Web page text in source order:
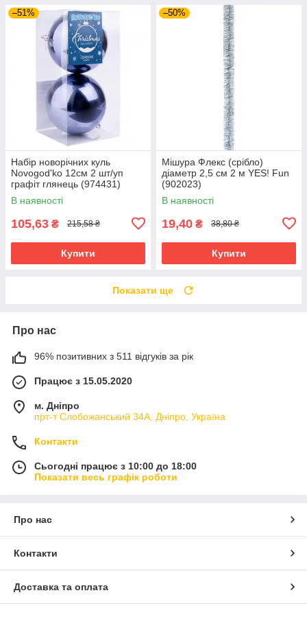
–51%
Набір новорічних куль
Novogod'ko 12см 2 шт/уп
графіт глянець (974431)
В наявності
105,63 ₴ 215,58 ₴
Купити
–50%
Мішура Флекс (срібло)
діаметр 2,5 см 2 м YES! Fun
(902023)
В наявності
19,40 ₴ 38,80 ₴
Купити
Показати ще
Про нас
96% позитивних з 511 відгуків за рік
Працює з 15.05.2020
м. Дніпро
прт-т Слобожанський 34А, Дніпро, Україна
Контакти
Сьогодні працює з 10:00 до 18:00
Показати весь графік роботи
Про нас
Контакти
Доставка та оплата